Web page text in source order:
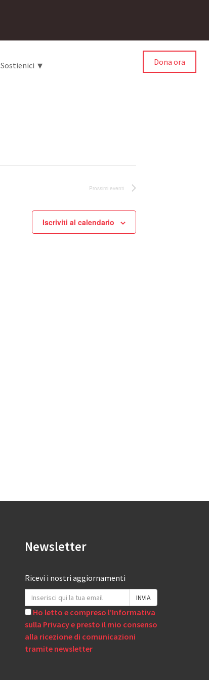
Sostienici ▾ Dona ora
Prossimi eventi
Iscriviti al calendario
Newsletter
Ricevi i nostri aggiornamenti
Ho letto e compreso l’Informativa
sulla Privacy e presto il mio consenso
alla ricezione di comunicazioni
tramite newsletter